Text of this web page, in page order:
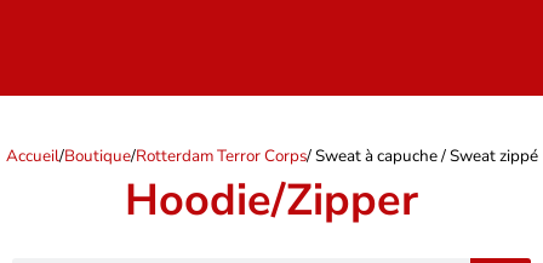
Accueil/Boutique/Rotterdam Terror Corps/ Sweat à capuche / Sweat zippé
Hoodie/Zipper